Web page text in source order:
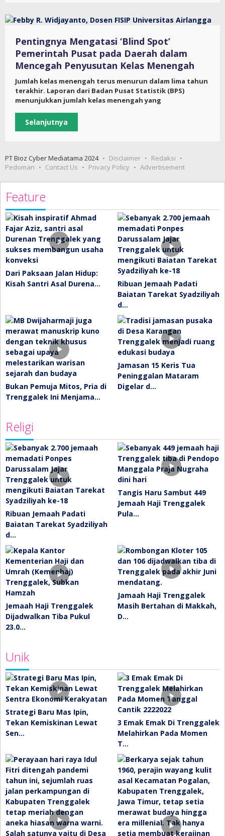
Pentingnya Mengatasi ‘Blind Spot’
Pemerintah Pusat pada Daerah dalam
Mencegah Penyusutan Kelas Menengah
Jumlah kelas menengah terus menurun dalam lima tahun
terakhir. Laporan dari Badan Pusat Statistik (BPS)
menunjukkan jumlah kelas menengah yang
Selanjutnya
PT Bioz Cyber Mediatama 2024 Disclaimer
Redaksi
Pedoman
Contact Us Privacy Policy Advertisement
Feature
Dari Paksaan Jalan Hidup:
Kisah Santri Asal Durena…
Ribuan Jemaah Padati
Baiatan Tarekat Syadziliyah
d…
Bukan Pemuja Mitos, Pria di
Trenggalek Ini Menjama…
Jamasan 15 Keris Tua
Peninggalan Mataram
Digelar d…
Religi
Ribuan Jemaah Padati
Baiatan Tarekat Syadziliyah
d…
Tangis Haru Sambut 449
Jemaah Haji Trenggalek
Pula…
Jemaah Haji Trenggalek
Dijadwalkan Tiba Pukul
23.0…
Jamaah Haji Trenggalek
Masih Bertahan di Makkah,
D…
Unik
Strategi Baru Mas Ipin,
Tekan Kemiskinan Lewat
Sen…
3 Emak Emak Di Trenggalek
Melahirkan Pada Momen
T…